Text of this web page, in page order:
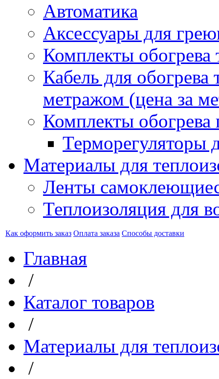
Автоматика
Аксессуары для
Комплекты обогрева
Кабель для обогрева
метражом (цена за
Комплекты обогрева
Терморегуляторы
Материалы для
Ленты
Теплоизоляция для
Как оформить заказ Оплата заказа Способы доставки
Главная
/
Каталог товаров
/
Материалы для
/